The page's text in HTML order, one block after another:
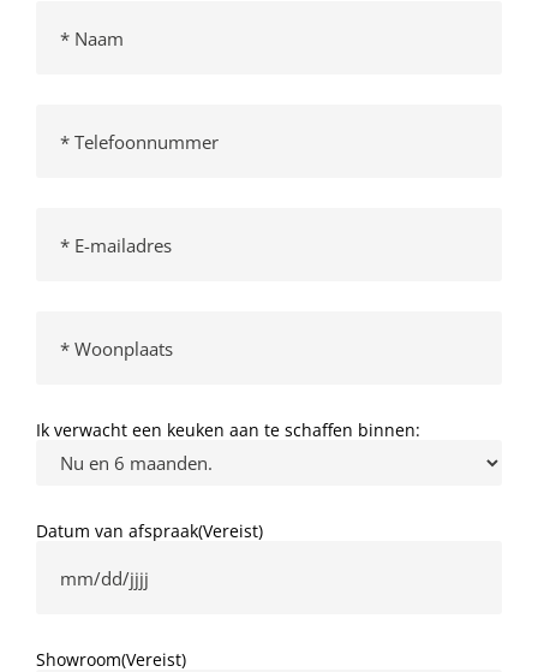
Ik verwacht een keuken aan te schaffen binnen:
Datum van afspraak(Vereist)
Showroom(Vereist)